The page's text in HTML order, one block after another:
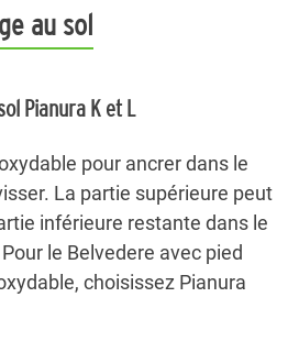
au sol
Pianura K et L
pour ancrer dans le
La partie supérieure peut
inférieure restante dans le
le Belvedere avec pied
choisissez Pianura